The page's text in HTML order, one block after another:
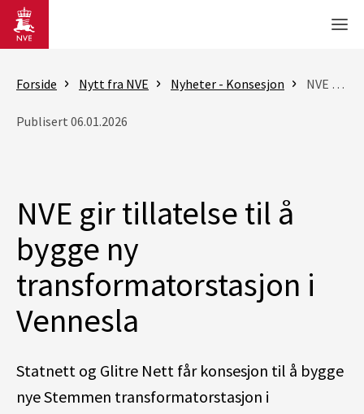
Gå til hovedinnhold
Forside Nytt fra NVE Nyheter - Konsesjon NVE gir tillatelse til å bygge ny transformatorstasjon i Vennesla
Publisert 06.01.2026
NVE gir tillatelse til å
bygge ny
transformatorstasjon i
Vennesla
Statnett og Glitre Nett får konsesjon til å bygge
nyeStemmen transformatorstasjon i